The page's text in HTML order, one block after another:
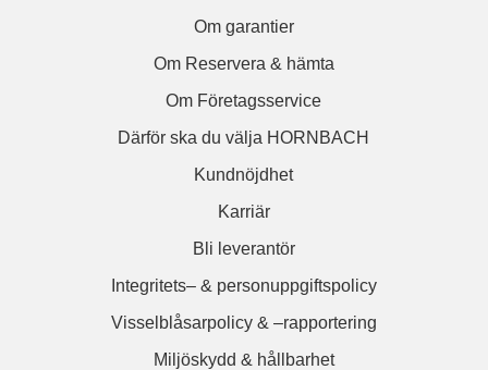
Om garantier
Om Reservera & hämta
Om Företagsservice
Därför ska du välja HORNBACH
Kundnöjdhet
Karriär
Bli leverantör
Integritets– & personuppgiftspolicy
Visselblåsarpolicy & –rapportering
Miljöskydd & hållbarhet